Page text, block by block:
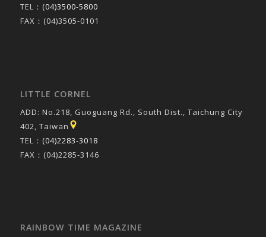
TEL： (04)3500-5800
FAX：(04)3505-0101
LITTLE CORNEL
ADD: No.218, Guoguang Rd., South Dist., Taichung City
402, Taiwan
TEL： (04)2283-3018
FAX：(04)2285-3146
RAINBOW TIME MAGAZINE